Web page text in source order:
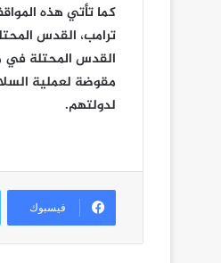
كما تأتي هذه
ترامب، القدس
القدس المحتلة في
مقوضة لعملية
لدولتهم.
فيسبوك